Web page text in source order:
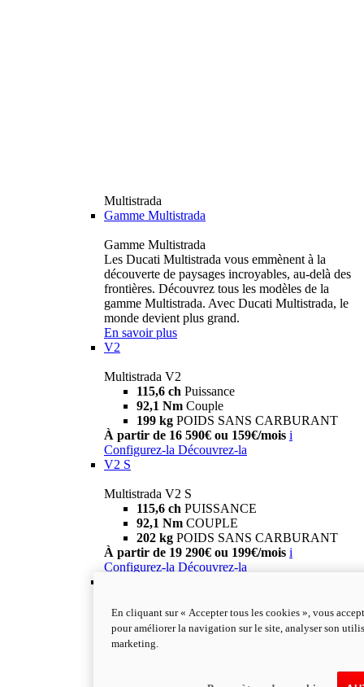
Multistrada
Gamme Multistrada
Gamme Multistrada
Les Ducati Multistrada vous emmènent à la
découverte de paysages incroyables, au-delà des
frontières. Découvrez tous les modèles de la
gamme Multistrada. Avec Ducati Multistrada, le
monde devient plus grand.
En savoir plus
V2
Multistrada V2
115,6 ch Puissance
92,1 Nm Couple
199 kg POIDS SANS CARBURANT
À partir de 16 590€ ou 159€/mois i
Configurez-la Découvrez-la
V2 S
Multistrada V2 S
115,6 ch PUISSANCE
92,1 Nm COUPLE
202 kg POIDS SANS CARBURANT
À partir de 19 290€ ou 199€/mois i
Configurez-la Découvrez-la
Multistrada V4
170 chPuissance
125 Nm
Découvrez-la
En cliquant sur « Accepter tous les cookies », vous
pour améliorer la navigation sur le site, analyser son
marketing.